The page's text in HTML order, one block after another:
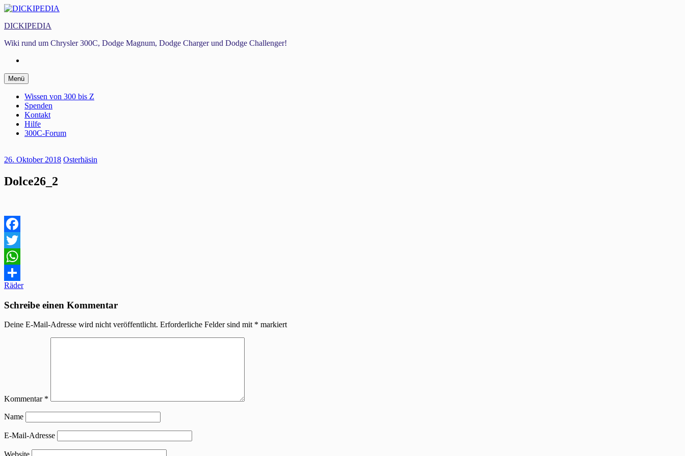
Zum
springen
DICKIPEDIA
Wiki rund um Chrysler 300C, Dodge Magnum, Dodge Charger und Dodge Challenger!
Menü Zum
Inhalt
springen
Wissen von 300 bis Z
Spenden
Kontakt
Hilfe
300C-Forum
26. Oktober 2018 Osterhäsin
Dolce26_2
Facebook
Twitter
WhatsApp
Teilen
Beitragsnavigation
Räder
Schreibe einen Kommentar
Deine E-Mail-Adresse wird nicht veröffentlicht. Erforderliche Felder sind mit * markiert
Kommentar *
Name
E-Mail-Adresse